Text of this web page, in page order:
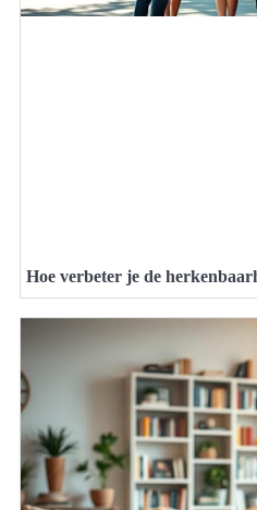
Hoe verbeter je de